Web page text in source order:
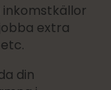
extra
din